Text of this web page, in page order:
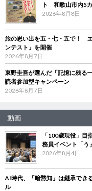
ト 和歌山市内5
2026年8月8日
旅の思い出を五・七・五で！
ンテスト」を開催
2026年8月7日
東野圭吾が選んだ「記憶に残る
読者参加型キャンペーン
2026年8月7日
動画
「100歳現役」
務員イベント「う
2026年8月4日
AI時代、「暗黙知」は継承でき
ル